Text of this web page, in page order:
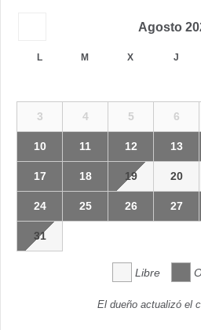
Agosto
L M X J
3 4 5 6
10 11 12 13
17 18 19 20
24 25 26 27
31
Libre
El dueño actualizó el